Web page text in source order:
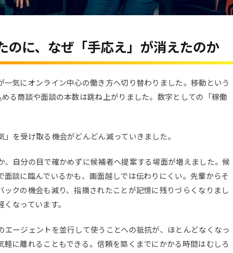
のに、なぜ「手応え」が消えたのか
一気にオンライン中心の働き方へ切り替わりました。移動という
る商談や面談の本数は跳ね上がりました。数字としての「稼働
を受け取る機会がどんどん減っていきました。
、自分の目で確かめずに候補者へ提案する場面が増えました。候
談に臨んでいるかも、画面越しでは伝わりにくい。先輩からそ
ックの機会も減り、指摘されたことが記憶に残りづらくなりまし
なっています。
ージェントを並行して使うことへの抵抗が、ほとんどなくなっ
軽に離れることもできる。信頼を築くまでにかかる時間はむしろ